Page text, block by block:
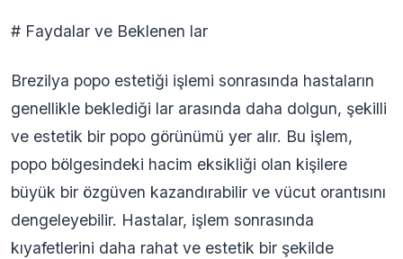
# Faydalar ve Beklenen lar
Brezilya popo estetiği işlemi sonrasında hastaların
genellikle beklediği lar arasında daha dolgun, şekilli
ve estetik bir popo görünümü yer alır. Bu işlem,
popo bölgesindeki hacim eksikliği olan kişilere
büyük bir özgüven kazandırabilir ve vücut orantısını
dengeleyebilir. Hastalar, işlem sonrasında
kıyafetlerini daha rahat ve estetik bir şekilde